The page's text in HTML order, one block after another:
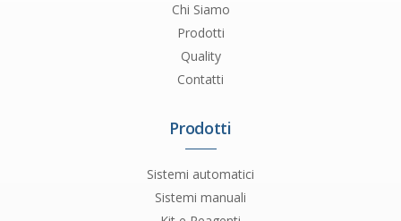
Chi Siamo
Prodotti
Quality
Contatti
Prodotti
Sistemi automatici
Sistemi manuali